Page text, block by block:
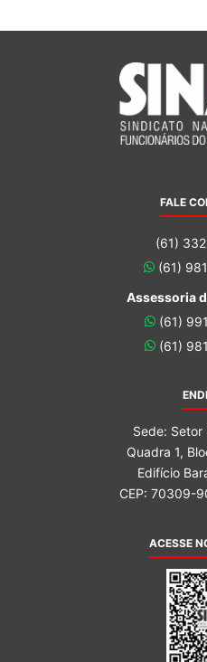
FALE
(61)
(61)
Assessoria
(61)
(61)
Sede: Setor
Quadra 1,
Edifício
CEP: 70309-
ACESSE